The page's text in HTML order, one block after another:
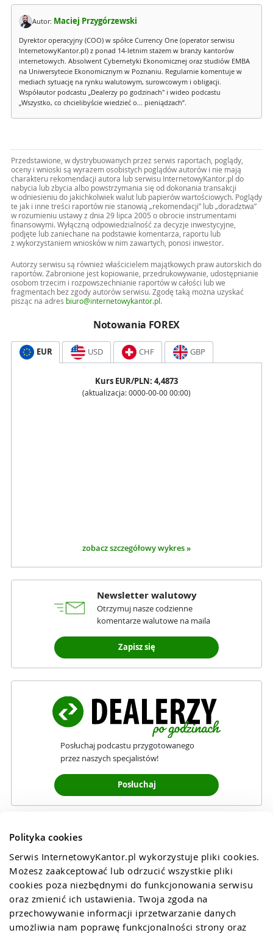
Polityka cookies
Serwis InternetowyKantor.pl wykorzystuje pliki cookies.
Możesz zaakceptować lub odrzucić wszystkie pliki
cookies poza niezbędnymi do funkcjonowania serwisu
oraz zmienić ich ustawienia. Twoja zgoda na
przechowywanie informacji iprzetwarzanie danych
umożliwia nam poprawę funkcjonalności strony oraz
Autor: Maciej Przygórzewski
Dyrektor operacyjny (COO) w spółce Currency One (operator serwisu
InternetowyKantor.pl) z ponad 14-letnim stażem w branży kantorów
internetowych. Absolwent Cybernetyki Ekonomicznej oraz studiów EMBA
na Uniwersytecie Ekonomicznym w Poznaniu. Regularnie komentuje w
mediach sytuację na rynku walutowym, surowcowym i obligacji.
Współautor podcastu „Dealerzy po godzinach" i wideo podcastu
„Wszystko, co chcielibyście wiedzieć o... pieniądzach”.
Przedstawione, w dystrybuowanych przez serwis raportach, poglądy,
oceny i wnioski są wyrazem osobistych poglądów autorów i nie mają
charakteru rekomendacji autora lub serwisu InternetowyKantor.pl do
nabycia lub zbycia albo powstrzymania się od dokonania transakcji
w odniesieniu do jakichkolwiek walut lub papierów wartościowych. Poglądy
te jak i inne treści raportów nie stanowią „rekomendacji” lub „doradztwa”
w rozumieniu ustawy z dnia 29 lipca 2005 o obrocie instrumentami
finansowymi. Wyłączną odpowiedzialność za decyzje inwestycyjne,
podjęte lub zaniechane na podstawie komentarza, raportu lub
z wykorzystaniem wniosków w nim zawartych, ponosi inwestor.
Autorzy serwisu są również właścicielem majątkowych praw autorskich do
raportów. Zabronione jest kopiowanie, przedrukowywanie, udostępnianie
osobom trzecim i rozpowszechnianie raportów w całości lub we
fragmentach bez zgody autorów serwisu. Zgodę taką można uzyskać
pisząc na adres biuro@internetowykantor.pl .
Notowania FOREX
EUR USD CHF GBP
Kurs EUR/PLN: 4,4873
(aktualizacja: 0000-00-00 00:00)
zobacz szczegółowy wykres »
Newsletter walutowy
Otrzymuj nasze codzienne
komentarze walutowe na maila
Zapisz się
Posłuchaj podcastu przygotowanego
przez naszych specjalistów!
Posłuchaj